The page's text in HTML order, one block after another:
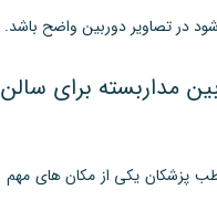
در تصاویر دوربین واضح باشد.
مداربسته برای
پزشکان یکی از مکان های